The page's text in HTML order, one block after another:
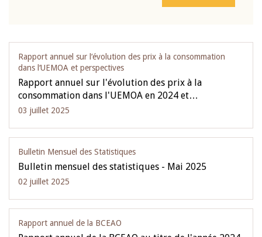
Rapport annuel sur l‘évolution des prix à la consommation
dans l‘UEMOA et perspectives
Rapport annuel sur l'évolution des prix à la
consommation dans l'UEMOA en 2024 et…
03 juillet 2025
Bulletin Mensuel des Statistiques
Bulletin mensuel des statistiques - Mai 2025
02 juillet 2025
Rapport annuel de la BCEAO